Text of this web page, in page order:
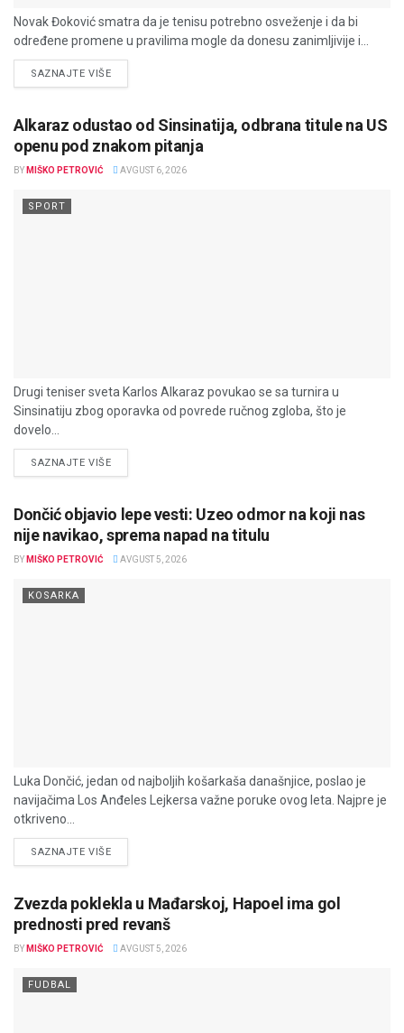
Novak Đoković smatra da je tenisu potrebno osveženje i da bi
određene promene u pravilima mogle da donesu zanimljivije i...
SAZNAJTE VIŠEDETAILS
Alkaraz odustao od Sinsinatija, odbrana titule na US
openu pod znakom pitanja
BY MIŠKO PETROVIĆ AVGUST 6, 2026
SPORT
Drugi teniser sveta Karlos Alkaraz povukao se sa turnira u
Sinsinatiju zbog oporavka od povrede ručnog zgloba, što je
dovelo...
SAZNAJTE VIŠEDETAILS
Dončić objavio lepe vesti: Uzeo odmor na koji nas
nije navikao, sprema napad na titulu
BY MIŠKO PETROVIĆ AVGUST 5, 2026
KOSARKA
Luka Dončić, jedan od najboljih košarkaša današnjice, poslao je
navijačima Los Anđeles Lejkersa važne poruke ovog leta. Najpre je
otkriveno...
SAZNAJTE VIŠEDETAILS
Zvezda poklekla u Mađarskoj, Hapoel ima gol
prednosti pred revanš
BY MIŠKO PETROVIĆ AVGUST 5, 2026
FUDBAL